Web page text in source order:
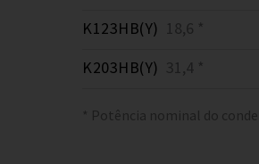
K123HB(Y) 18,6 *
K203HB(Y) 31,4 *
* Potência nominal do